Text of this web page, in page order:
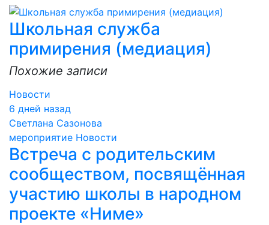
Школьная служба
примирения (медиация)
Похожие записи
Новости
6 дней назад
Светлана Сазонова
мероприятие Новости
Встреча с родительским
сообществом, посвящённая
участию школы в народном
проекте «Ниме»